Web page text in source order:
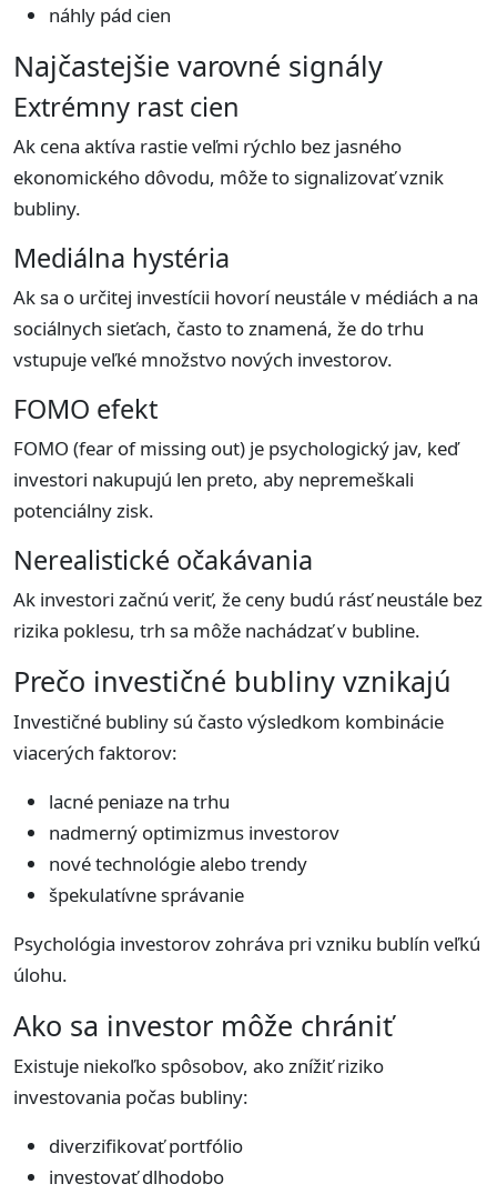
náhly pád cien
Najčastejšie varovné signály
Extrémny rast cien
Ak cena aktíva rastie veľmi rýchlo bez jasného
ekonomického dôvodu, môže to signalizovať vznik
bubliny.
Mediálna hystéria
Ak sa o určitej investícii hovorí neustále v médiách a na
sociálnych sieťach, často to znamená, že do trhu
vstupuje veľké množstvo nových investorov.
FOMO efekt
FOMO (fear of missing out) je psychologický jav, keď
investori nakupujú len preto, aby nepremeškali
potenciálny zisk.
Nerealistické očakávania
Ak investori začnú veriť, že ceny budú rásť neustále bez
rizika poklesu, trh sa môže nachádzať v bubline.
Prečo investičné bubliny vznikajú
Investičné bubliny sú často výsledkom kombinácie
viacerých faktorov:
lacné peniaze na trhu
nadmerný optimizmus investorov
nové technológie alebo trendy
špekulatívne správanie
Psychológia investorov zohráva pri vzniku bublín veľkú
úlohu.
Ako sa investor môže chrániť
Existuje niekoľko spôsobov, ako znížiť riziko
investovania počas bubliny:
diverzifikovať portfólio
investovať dlhodobo